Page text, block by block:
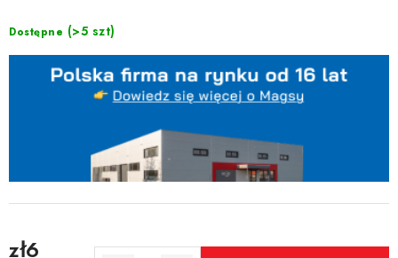
Dostępne (>5 szt)
zł6